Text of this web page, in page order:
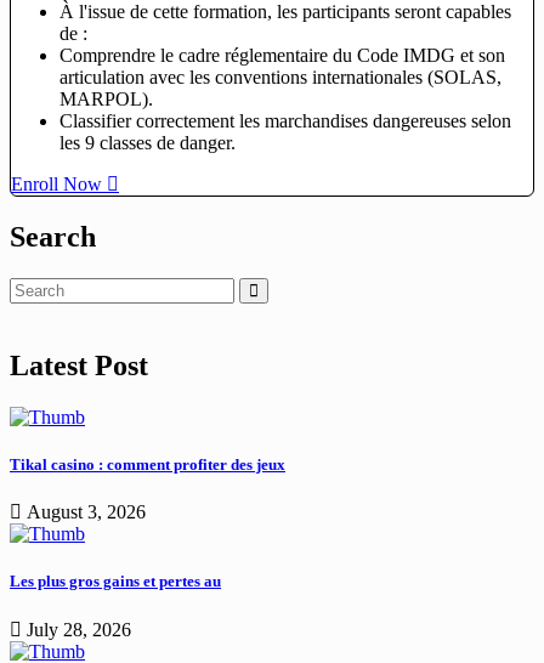
À l'issue de cette formation, les participants seront capables
de :
Comprendre le cadre réglementaire du Code IMDG et son
articulation avec les conventions internationales (SOLAS,
MARPOL).
Classifier correctement les marchandises dangereuses selon
les 9 classes de danger.
Enroll Now
Search
Latest Post
Tikal casino : comment profiter des jeux
August 3, 2026
Les plus gros gains et pertes au
July 28, 2026